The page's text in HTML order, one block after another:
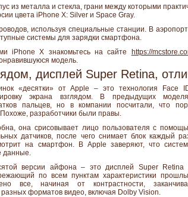
из металла и стекла, грани между которыми
цвета iPhone X: Silver и Space Gray.
используя специальные станции. В
системы для зарядки смартфона.
iPhone X знакомьтесь на сайте
https://
модель.
дисплей Super Retina,
«десятки» от Apple – это технология Face
экрана взглядом. В предыдущих
пальцев, но в компании посчитали, что
разработчики были правы.
она срисовывает лицо пользователя с
датчиков, после чего снимает блок каждый
на смартфон. В Apple заверяют, что
данные.
версии айфона – это дисплей Super Retina
по всем пунктам характеристики
все, начиная от контрастности,
форматов видео, включая Dolby Vision.